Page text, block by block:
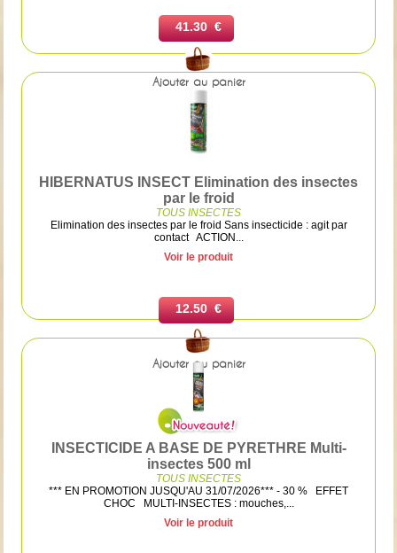
41.30 €
Ajouter au panier
HIBERNATUS INSECT Elimination des insectes
par le froid
TOUS INSECTES
Elimination des insectes par le froid Sans insecticide : agit par
contact ACTION...
Voir le produit
12.50 €
Ajouter au panier
INSECTICIDE A BASE DE PYRETHRE Multi-
insectes 500 ml
TOUS INSECTES
*** EN PROMOTION JUSQU'AU 31/07/2026*** - 30 % EFFET
CHOC MULTI-INSECTES : mouches,...
Voir le produit